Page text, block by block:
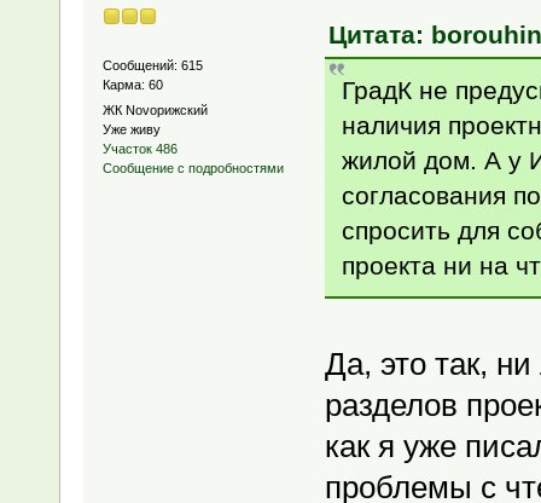
Сообщений: 615
Карма: 60
ЖК Novoрижский
Уже живу
Участок 486
Сообщение с подробностями
Цитата:
ГрадК не
наличия
жилой дом. А у
согласования
спросить для
проекта ни на
Да, это так,
разделов
как я уже
проблемы с